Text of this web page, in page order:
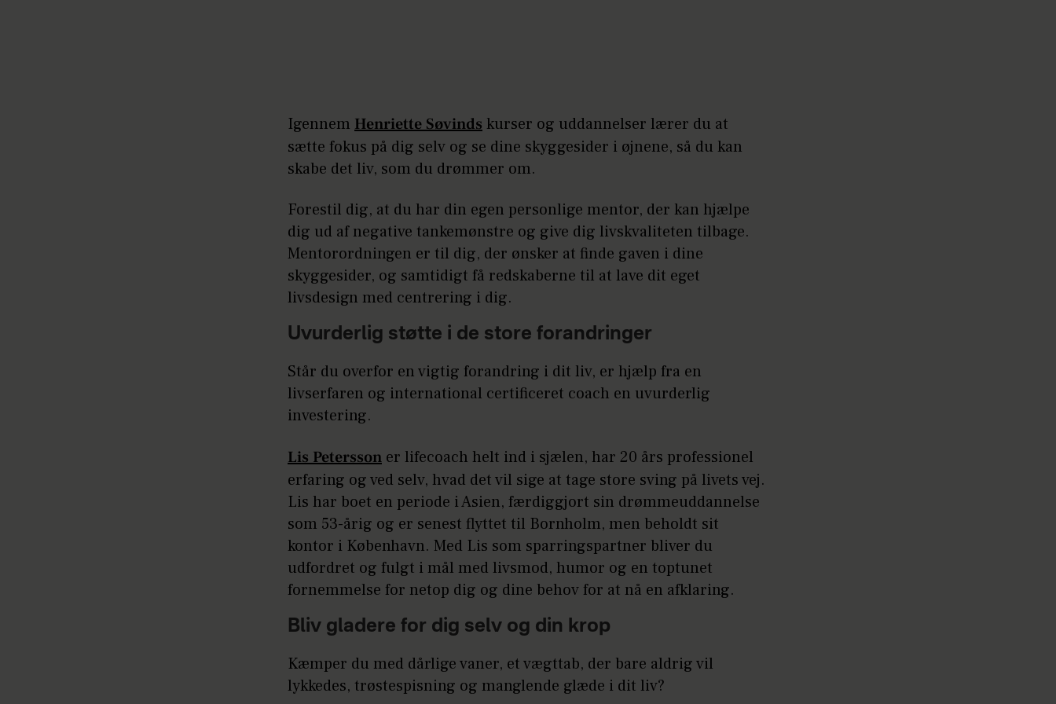
Igennem Henriette Søvinds kurser og uddannelser lærer du at
sætte fokus på dig selv og se dine skyggesider i øjnene, så du kan
skabe det liv, som du drømmer om.
Forestil dig, at du har din egen personlige mentor, der kan hjælpe
dig ud af negative tankemønstre og give dig livskvaliteten tilbage.
Mentorordningen er til dig, der ønsker at finde gaven i dine
skyggesider, og samtidigt få redskaberne til at lave dit eget
livsdesign med centrering i dig.
Uvurderlig støtte i de store forandringer
Står du overfor en vigtig forandring i dit liv, er hjælp fra en
livserfaren og international certificeret coach en uvurderlig
investering.
Lis Petersson er lifecoach helt ind i sjælen, har 20 års professionel
erfaring og ved selv, hvad det vil sige at tage store sving på livets vej.
Lis har boet en periode i Asien, færdiggjort sin drømmeuddannelse
som 53-årig og er senest flyttet til Bornholm, men beholdt sit
kontor i København. Med Lis som sparringspartner bliver du
udfordret og fulgt i mål med livsmod, humor og en toptunet
fornemmelse for netop dig og dine behov for at nå en afklaring.
Bliv gladere for dig selv og din krop
Kæmper du med dårlige vaner, et vægttab, der bare aldrig vil
lykkedes, trøstespisning og manglende glæde i dit liv?